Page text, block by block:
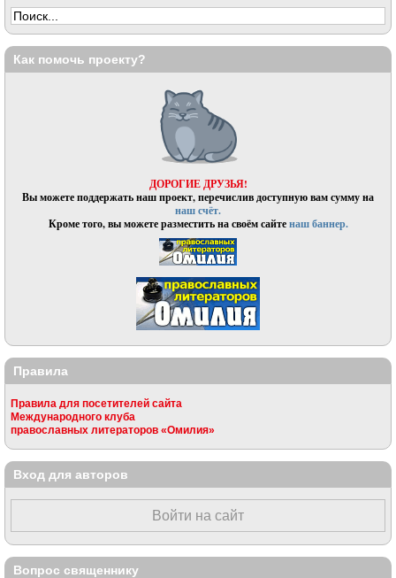
Как помочь проекту?
ДОРОГИЕ ДРУЗЬЯ!
Вы можете поддержать наш проект, перечислив доступную вам сумму на
наш счёт.
Кроме того, вы можете разместить на своём сайтенаш баннер.
Правила
Правила для посетителей сайта
Международного клуба
православных литераторов «Омилия»
Вход для авторов
Войти на сайт
Вопрос священнику